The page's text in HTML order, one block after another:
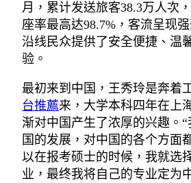
月，累计发送旅客38.3万人次，
座率最高达98.7%，客流呈现
沿线民众提供了安全便捷、温
验。
最初来到中国，王秀玲是奔着
台推薦来，大学本科四年在上
渐对中国产生了浓厚的兴趣。
国的发展，对中国的各个方面
以在报考硕士的时候，我就选
业，最终我将自己的专业定为